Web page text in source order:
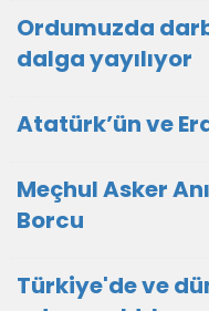
Ordumuzda
dalga yayılıyor
Atatürk’ün ve
Meçhul Asker
Borcu
Türkiye'de ve